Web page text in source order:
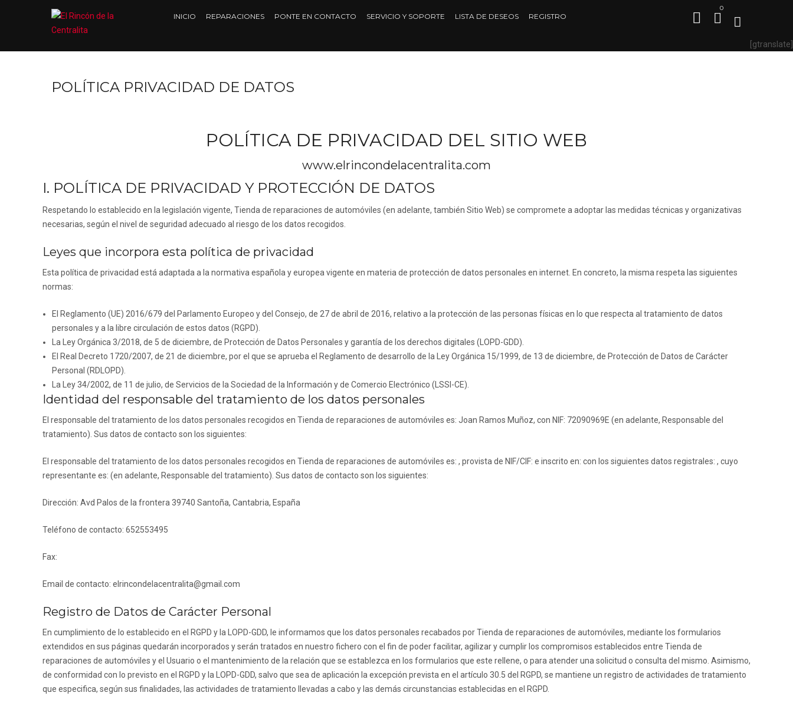
0
INICIO REPARACIONES PONTE EN CONTACTO SERVICIO Y SOPORTE LISTA DE DESEOS REGISTRO
[gtranslate]
POLÍTICA PRIVACIDAD DE DATOS
POLÍTICA DE PRIVACIDAD DEL SITIO WEB
www.elrincondelacentralita.com
I. POLÍTICA DE PRIVACIDAD Y PROTECCIÓN DE DATOS
Respetando lo establecido en la legislación vigente, Tienda de reparaciones de automóviles (en adelante, también Sitio Web) se compromete a adoptar las medidas técnicas y organizativas
necesarias, según el nivel de seguridad adecuado al riesgo de los datos recogidos.
Leyes que incorpora esta política de privacidad
Esta política de privacidad está adaptada a la normativa española y europea vigente en materia de protección de datos personales en internet. En concreto, la misma respeta las siguientes
normas:
El Reglamento (UE) 2016/679 del Parlamento Europeo y del Consejo, de 27 de abril de 2016, relativo a la protección de las personas físicas en lo que respecta al tratamiento de datos
personales y a la libre circulación de estos datos (RGPD).
La Ley Orgánica 3/2018, de 5 de diciembre, de Protección de Datos Personales y garantía de los derechos digitales (LOPD-GDD).
El Real Decreto 1720/2007, de 21 de diciembre, por el que se aprueba el Reglamento de desarrollo de la Ley Orgánica 15/1999, de 13 de diciembre, de Protección de Datos de Carácter
Personal (RDLOPD).
La Ley 34/2002, de 11 de julio, de Servicios de la Sociedad de la Información y de Comercio Electrónico (LSSI-CE).
Identidad del responsable del tratamiento de los datos personales
El responsable del tratamiento de los datos personales recogidos en Tienda de reparaciones de automóviles es: Joan Ramos Muñoz, con NIF: 72090969E (en adelante, Responsable del
tratamiento). Sus datos de contacto son los siguientes:
El responsable del tratamiento de los datos personales recogidos en Tienda de reparaciones de automóviles es: , provista de NIF/CIF: e inscrito en: con los siguientes datos registrales: , cuyo
representante es: (en adelante, Responsable del tratamiento). Sus datos de contacto son los siguientes:
Dirección: Avd Palos de la frontera 39740 Santoña, Cantabria, España
Teléfono de contacto: 652553495
Fax:
Email de contacto: elrincondelacentralita@gmail.com
Registro de Datos de Carácter Personal
En cumplimiento de lo establecido en el RGPD y la LOPD-GDD, le informamos que los datos personales recabados porTienda de reparaciones de automóviles, mediante los formularios
extendidos en sus páginas quedarán incorporados y serán tratados en nuestro fichero con el fin de poder facilitar, agilizar y cumplir los compromisos establecidos entre Tienda de
reparaciones de automóviles y el Usuario o el mantenimiento de la relación que se establezca en los formularios que este rellene, o para atender una solicitud o consulta del mismo. Asimismo,
de conformidad con lo previsto en el RGPD y la LOPD-GDD, salvo que sea de aplicación la excepción prevista en el artículo 30.5 del RGPD, se mantiene un registro de actividades de tratamiento
que especifica, según sus finalidades, las actividades de tratamiento llevadas a cabo y las demás circunstancias establecidas en el RGPD.